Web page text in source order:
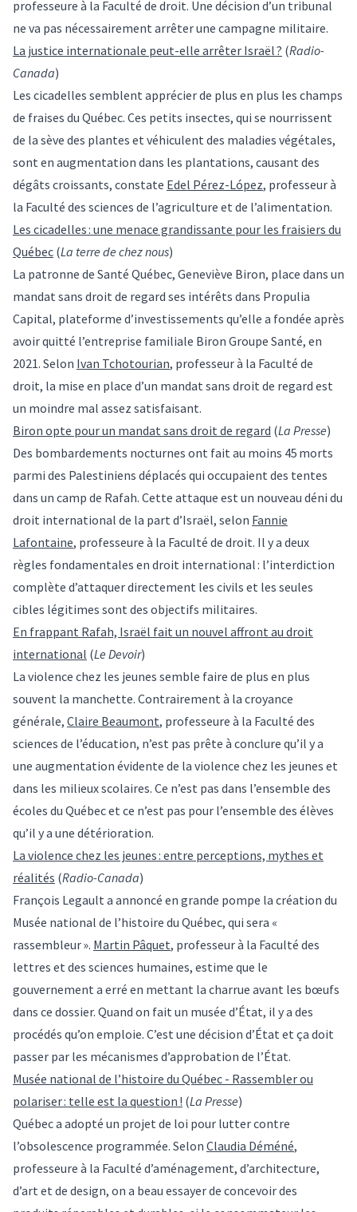
professeure à la Faculté de droit. Une décision d’un tribunal
ne va pas nécessairement arrêter une campagne militaire.
La justice internationale peut-elle arrêter Israël ? (Radio-
Canada)
Les cicadelles semblent apprécier de plus en plus les champs
de fraises du Québec. Ces petits insectes, qui se nourrissent
de la sève des plantes et véhiculent des maladies végétales,
sont en augmentation dans les plantations, causant des
dégâts croissants, constate Edel Pérez-López, professeur à
la Faculté des sciences de l’agriculture et de l’alimentation.
Les cicadelles : une menace grandissante pour les fraisiers du
Québec (La terre de chez nous)
La patronne de Santé Québec, Geneviève Biron, place dans un
mandat sans droit de regard ses intérêts dans Propulia
Capital, plateforme d’investissements qu’elle a fondée après
avoir quitté l’entreprise familiale Biron Groupe Santé, en
2021. Selon Ivan Tchotourian, professeur à la Faculté de
droit, la mise en place d’un mandat sans droit de regard est
un moindre mal assez satisfaisant.
Biron opte pour un mandat sans droit de regard (La Presse)
Des bombardements nocturnes ont fait au moins 45 morts
parmi des Palestiniens déplacés qui occupaient des tentes
dans un camp de Rafah. Cette attaque est un nouveau déni du
droit international de la part d’Israël, selon Fannie
Lafontaine, professeure à la Faculté de droit. Il y a deux
règles fondamentales en droit international : l’interdiction
complète d’attaquer directement les civils et les seules
cibles légitimes sont des objectifs militaires.
En frappant Rafah, Israël fait un nouvel affront au droit
international (Le Devoir)
La violence chez les jeunes semble faire de plus en plus
souvent la manchette. Contrairement à la croyance
générale, Claire Beaumont, professeure à la Faculté des
sciences de l’éducation, n’est pas prête à conclure qu’il y a
une augmentation évidente de la violence chez les jeunes et
dans les milieux scolaires. Ce n’est pas dans l’ensemble des
écoles du Québec et ce n’est pas pour l’ensemble des élèves
qu’il y a une détérioration.
La violence chez les jeunes : entre perceptions, mythes et
réalités (Radio-Canada)
François Legault a annoncé en grande pompe la création du
Musée national de l’histoire du Québec, qui sera «
rassembleur ». Martin Pâquet, professeur à la Faculté des
lettres et des sciences humaines, estime que le
gouvernement a erré en mettant la charrue avant les bœufs
dans ce dossier. Quand on fait un musée d’État, il y a des
procédés qu’on emploie. C’est une décision d’État et ça doit
passer par les mécanismes d’approbation de l’État.
Musée national de l’histoire du Québec - Rassembler ou
polariser : telle est la question ! (La Presse)
Québec a adopté un projet de loi pour lutter contre
l’obsolescence programmée. Selon Claudia Déméné,
professeure à la Faculté d’aménagement, d’architecture,
d’art et de design, on a beau essayer de concevoir des